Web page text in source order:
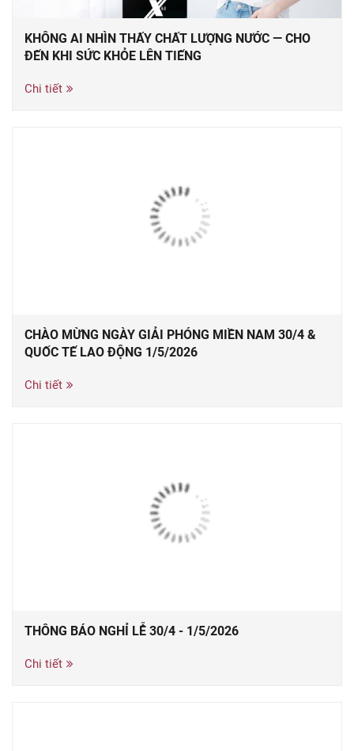
KHÔNG AI NHÌN THẤY CHẤT LƯỢNG NƯỚC — CHO
ĐẾN KHI SỨC KHỎE LÊN TIẾNG
Chi tiết
CHÀO MỪNG NGÀY GIẢI PHÓNG MIỀN NAM 30/4 &
QUỐC TẾ LAO ĐỘNG 1/5/2026
Chi tiết
THÔNG BÁO NGHỈ LỄ 30/4 - 1/5/2026
Chi tiết